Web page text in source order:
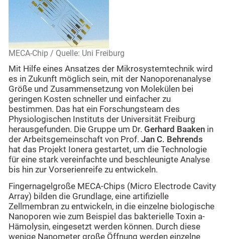
MECA-Chip / Quelle: Uni Freiburg
Mit Hilfe eines Ansatzes der Mikrosystemtechnik wird
es in Zukunft möglich sein, mit der Nanoporenanalyse
Größe und Zusammensetzung von Molekülen bei
geringen Kosten schneller und einfacher zu
bestimmen. Das hat ein Forschungsteam des
Physiologischen Instituts der Universität Freiburg
herausgefunden. Die Gruppe um Dr. Gerhard Baaken in
der Arbeitsgemeinschaft von Prof. Jan C. Behrends
hat das Projekt Ionera gestartet, um die Technologie
für eine stark vereinfachte und beschleunigte Analyse
bis hin zur Vorserienreife zu entwickeln.
Fingernagelgroße MECA-Chips (Micro Electrode Cavity
Array) bilden die Grundlage, eine artifizielle
Zellmembran zu entwickeln, in die einzelne biologische
Nanoporen wie zum Beispiel das bakterielle Toxin a-
Hämolysin, eingesetzt werden können. Durch diese
wenige Nanometer große Öffnung werden einzelne